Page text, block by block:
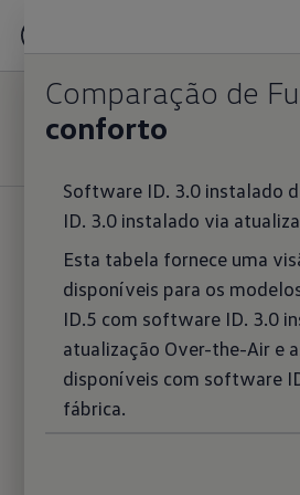
Atualização
ID. 3.0
A atualização do
para o seu ID.
disponível no final
Comparação de
conforto
Software ID. 3.0 instalado
ID. 3.0 instalado via
Esta tabela fornece uma
disponíveis para os
ID.5 com software ID. 3.0
atualização Over-the-Air e
disponíveis com software
fábrica.